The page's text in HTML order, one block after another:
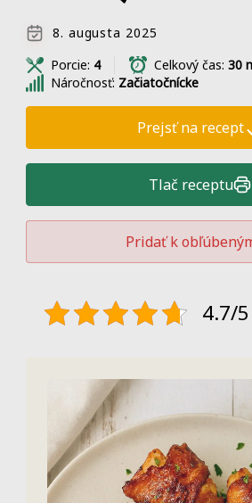
8. augusta 2025
Porcie: 4 Celkový čas: 30
Náročnosť: Začiatočnícke
Prejsť na recept
Tlač receptu
Pridať k
4.7/